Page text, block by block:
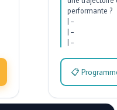
performante ?
| –
| –
| –
📋